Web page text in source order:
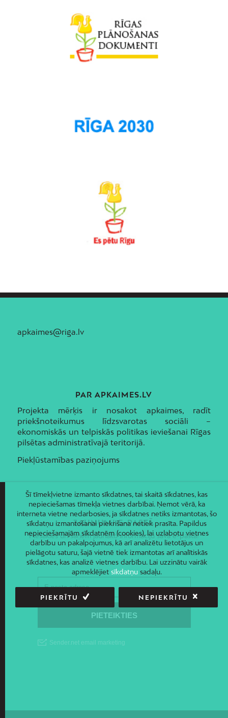
apkaimes@riga.lv
PAR APKAIMES.LV
Projekta mērķis ir nosakot apkaimes, radīt
priekšnoteikumus līdzsvarotas sociāli –
ekonomiskās un telpiskās politikas ieviešanai Rīgas
pilsētas administratīvajā teritorijā.
Piekļūstamības paziņojums
JAUNUMI E-PASTĀ
Piesakies un saņem jaunāko informāciju savā e-pastā!
Šī tīmekļvietne izmanto sīkdatnes, tai skaitā sīkdatnes, kas
nepieciešamas tīmekļa vietnes darbībai. Ņemot vērā, ka
interneta vietne nedarbosies, ja sīkdatnes netiks izmantotas, šo
sīkdatņu izmantošanai piekrišana netiek prasīta. Papildus
nepieciešamajām sīkdatnēm (cookies), lai uzlabotu vietnes
darbību un pakalpojumus, kā arī analizētu lietotājus un
pielāgotu saturu, šajā vietnē tiek izmantotas arī analītiskās
sīkdatnes, kas analizē vietnes darbību. Lai uzzinātu vairāk
apmeklējiet sīkdatņusadaļu.
PIEKRĪTU NEPIEKRĪTU